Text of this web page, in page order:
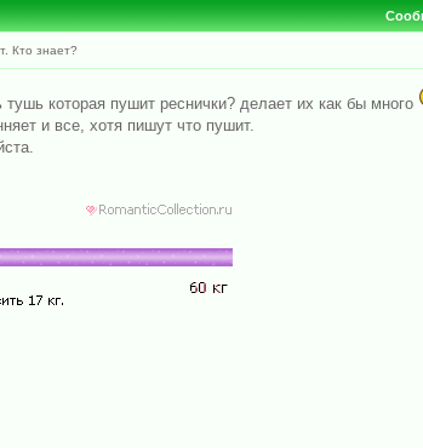
Кто знает?
которая пушит реснички? делает их как бы много
и все, хотя пишут что пушит.